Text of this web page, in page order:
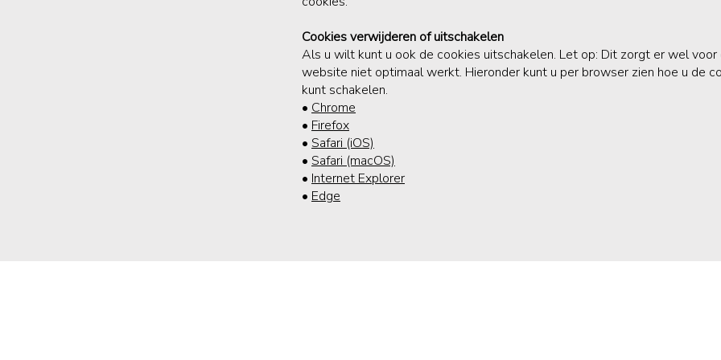
Cookies verwijderen of uitschakelen
Als u wilt kunt u ook de cookies uitschakelen. Let op: Dit zorgt er wel voor
website niet optimaal werkt. Hieronder kunt u per browser zien hoe u de
kunt schakelen.
• Chrome
• Firefox
• Safari (iOS)
• Safari (macOS)
• Internet Explorer
• Edge